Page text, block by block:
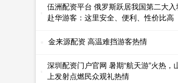
伍洲配资平台 俄罗斯跃居我国第二大
赴华游客：这里安全、便利、性价比高
金来源配资 高温难挡游客热情
深圳配资门户官网 暑期“航天游”火热，
上发射点燃民众观礼热情